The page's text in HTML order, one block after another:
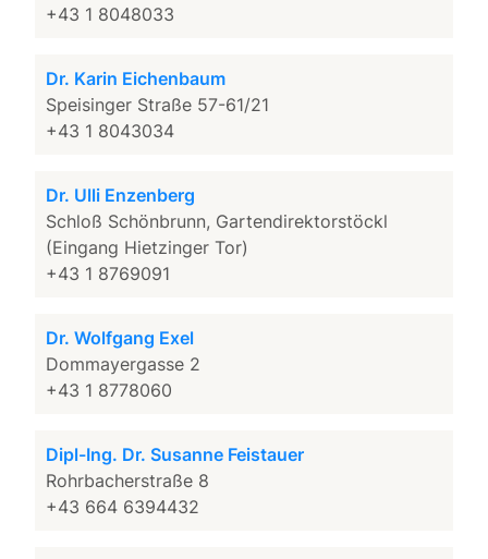
+43 1 8048033
Dr. Karin Eichenbaum
Speisinger Straße 57-61/21
+43 1 8043034
Dr. Ulli Enzenberg
Schloß Schönbrunn, Gartendirektorstöckl
(Eingang Hietzinger Tor)
+43 1 8769091
Dr. Wolfgang Exel
Dommayergasse 2
+43 1 8778060
Dipl-Ing. Dr. Susanne Feistauer
Rohrbacherstraße 8
+43 664 6394432